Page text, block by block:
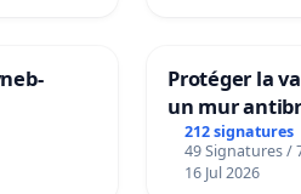
Protéger la
un mur
212 signatures
49 Signatures /
16 Jul 2026